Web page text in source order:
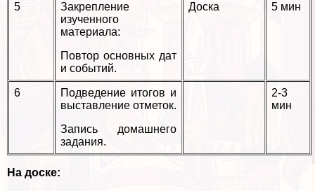
5
Закрепление
изученного
материала:
Повтор основных дат
и событий.
Доска 5 мин
6
Подведение итогов и
выставление отметок.
Запись домашнего
задания.
2-3
мин
На доске: